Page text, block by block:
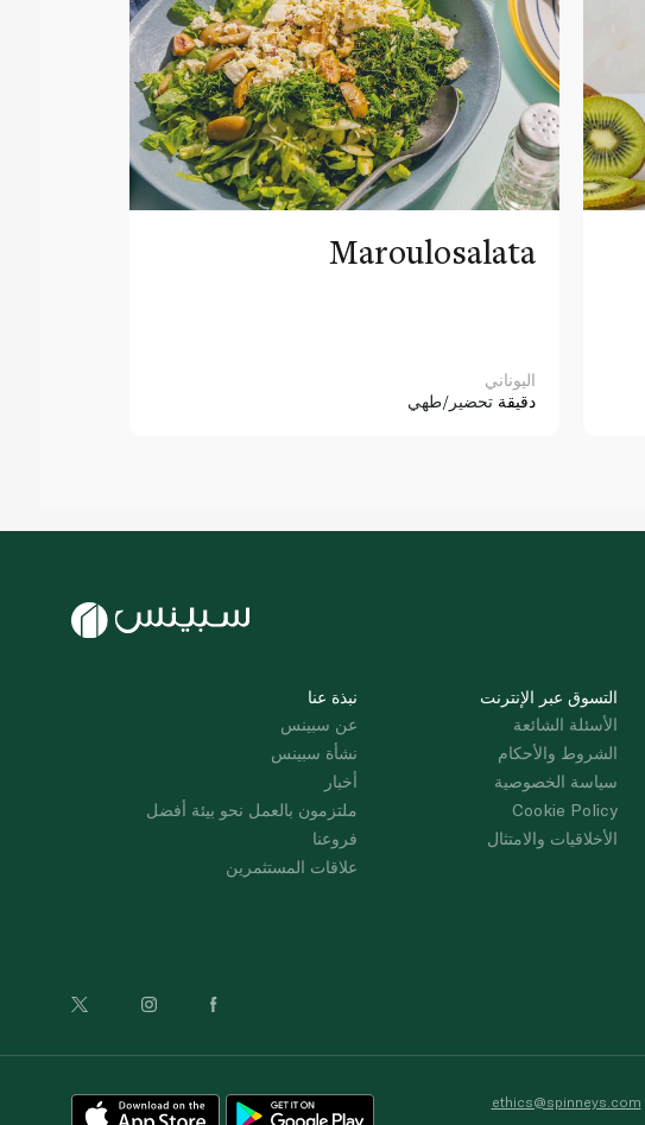
Maroulosalata
اليوناني
دقيقة تحضير/طهي
نبذة عنا
عن سبينس
نشأة سبينس
أخبار
ملتزمون بالعمل نحو بيئة أفضل
فروعنا
علاقات المستثمرين
التسوق عبر الإنترنت
الأسئلة الشائعة
الشروط والأحكام
سياسة الخصوصية
Cookie Policy
الأخلاقيات والامتثال
ethics@spinneys.com